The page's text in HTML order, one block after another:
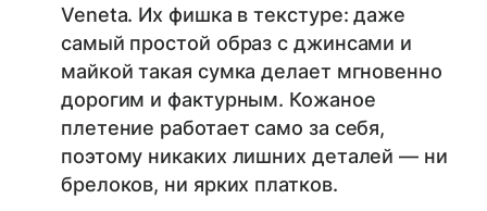
Veneta. Их фишка в текстуре: даже
самый простой образ с джинсами и
майкой такая сумка делает мгновенно
дорогим и фактурным. Кожаное
плетение работает само за себя,
поэтому никаких лишних деталей — ни
брелоков, ни ярких платков.